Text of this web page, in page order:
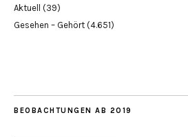
Aktuell (39)
Gesehen – Gehört (4.651)
BEOBACHTUNGEN AB 2019